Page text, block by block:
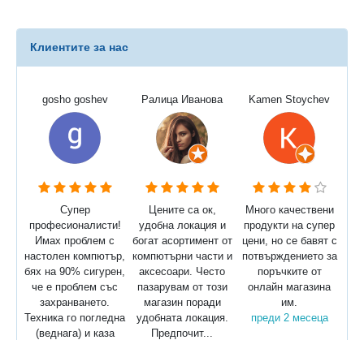
Клиентите за нас
gosho goshev
Супер
професионалисти!
Имах проблем с
настолен компютър,
бях на 90% сигурен,
че е проблем със
захранването.
Техника го погледна
(веднага) и каза
Ралица Иванова
Цените са ок,
удобна локация и
богат асортимент от
компютърни части и
аксесоари. Често
пазарувам от този
магазин поради
удобната локация.
Предпочит...
Kamen Stoychev
Много качествени
продукти на супер
цени, но се бавят с
потвърждението за
поръчките от
онлайн магазина
им.
преди 2 месеца